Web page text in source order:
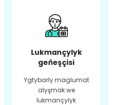
Lukmançylyk
geňeşçisi
Ygtybarly maglumat
alyşmak we
lukmançylyk